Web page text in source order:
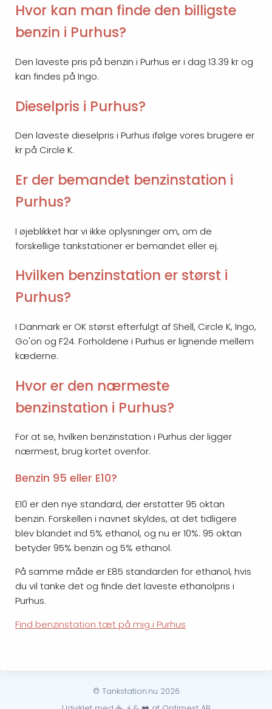
Hvor kan man finde den billigste
benzin i Purhus?
Den laveste pris på benzin i Purhus er i dag 13.39 kr og
kan findes på Ingo.
Dieselpris i Purhus?
Den laveste dieselpris i Purhus ifølge vores brugere er
kr på Circle K.
Er der bemandet benzinstation i
Purhus?
I øjeblikket har vi ikke oplysninger om, om de
forskellige tankstationer er bemandet eller ej.
Hvilken benzinstation er størst i
Purhus?
I Danmark er OK størst efterfulgt af Shell, Circle K, Ingo,
Go'on og F24. Forholdene i Purhus er lignende mellem
kæderne.
Hvor er den nærmeste
benzinstation i Purhus?
For at se, hvilken benzinstation i Purhus der ligger
nærmest, brug kortet ovenfor.
Benzin 95 eller E10?
E10 er den nye standard, der erstatter 95 oktan
benzin. Forskellen i navnet skyldes, at det tidligere
blev blandet ind 5% ethanol, og nu er 10%. 95 oktan
betyder 95% benzin og 5% ethanol.
På samme måde er E85 standarden for ethanol, hvis
du vil tanke det og finde det laveste ethanolpris i
Purhus.
Find benzinstation tæt på mig i Purhus
© Tankstation.nu 2026